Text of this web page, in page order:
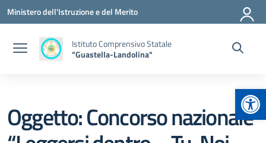
Vai ai contenuti
Vai al menu di navigazione
Vai al footer
Ministero dell'Istruzione e del Merito
Istituto Comprensivo Statale
"Guastella-Landolina"
Oggetto: Concorso nazionale